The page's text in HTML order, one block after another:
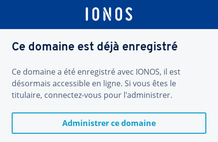
Ce domaine est déjà enregistré
Ce domaine a été enregistré avec IONOS, il est
désormais accessible en ligne. Si vous êtes le
titulaire, connectez-vous pour l'administrer.
Administrer ce domaine